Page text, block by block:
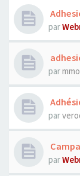
par
par
par
par